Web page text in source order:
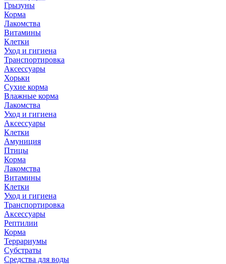
Грызуны
Корма
Лакомства
Витамины
Клетки
Уход и гигиена
Транспортировка
Аксессуары
Хорьки
Сухие корма
Влажные корма
Лакомства
Уход и гигиена
Аксессуары
Клетки
Амуниция
Птицы
Корма
Лакомства
Витамины
Клетки
Уход и гигиена
Транспортировка
Аксессуары
Рептилии
Корма
Террариумы
Субстраты
Средства для воды